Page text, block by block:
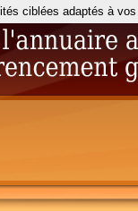
ciblées adaptés à